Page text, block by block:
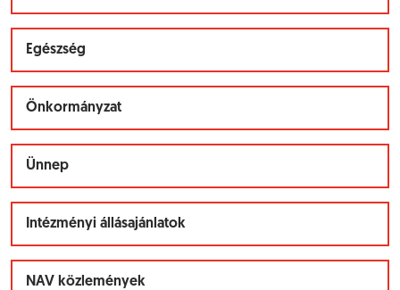
Egészség
Önkormányzat
Ünnep
Intézményi állásajánlatok
NAV közlemények